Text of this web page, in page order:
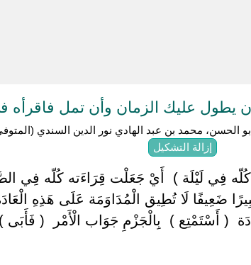
عليك الزمان وأن تمل فاقرأه
الحسن، محمد بن عبد الهادي نور الدين السندي (المتوفى:
إزالة التشكيل
فِي لَيْلَة ) ‏ ‏أَيْ جَعَلْت قِرَاءَته كُلّه فِي
ضَعِيفًا لَا تُطِيق الْمُدَاوَمَة عَلَى هَذِهِ
‏( أَسْتَمْتِع ) ‏ ‏بِالْجَزْمِ جَوَاب الْأَمْر ‏ ‏(